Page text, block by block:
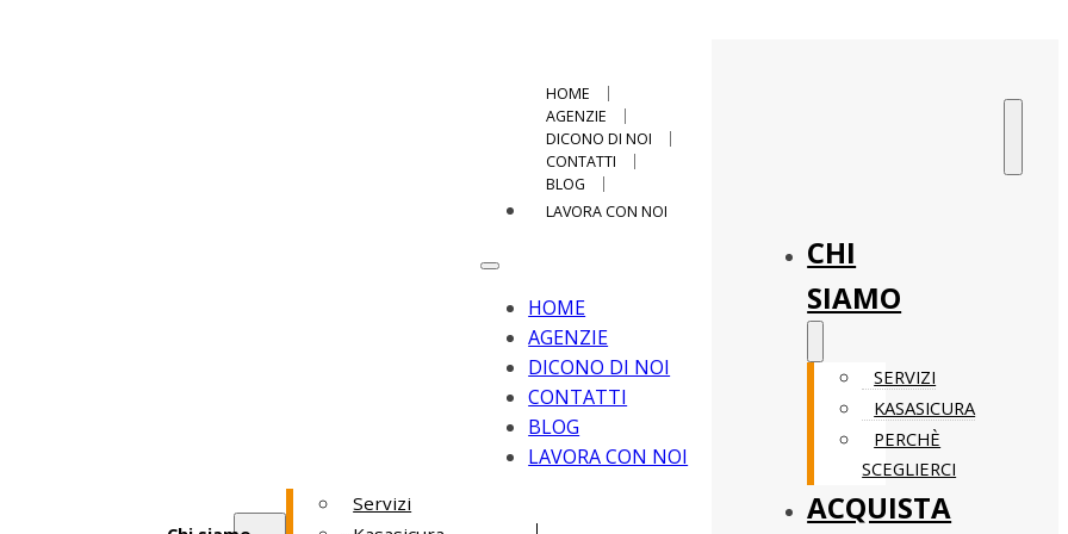
HOME
AGENZIE
DICONO DI NOI
CONTATTI
BLOG
LAVORA CON NOI
HOME
AGENZIE
DICONO DI NOI
CONTATTI
BLOG
LAVORA CON NOI
Servizi
CHI
SIAMO
SERVIZI
KASASICURA
PERCHÈ
SCEGLIERCI
ACQUISTA